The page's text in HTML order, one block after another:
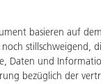
basieren auf
stillschweigend,
Daten und
bezüglich der